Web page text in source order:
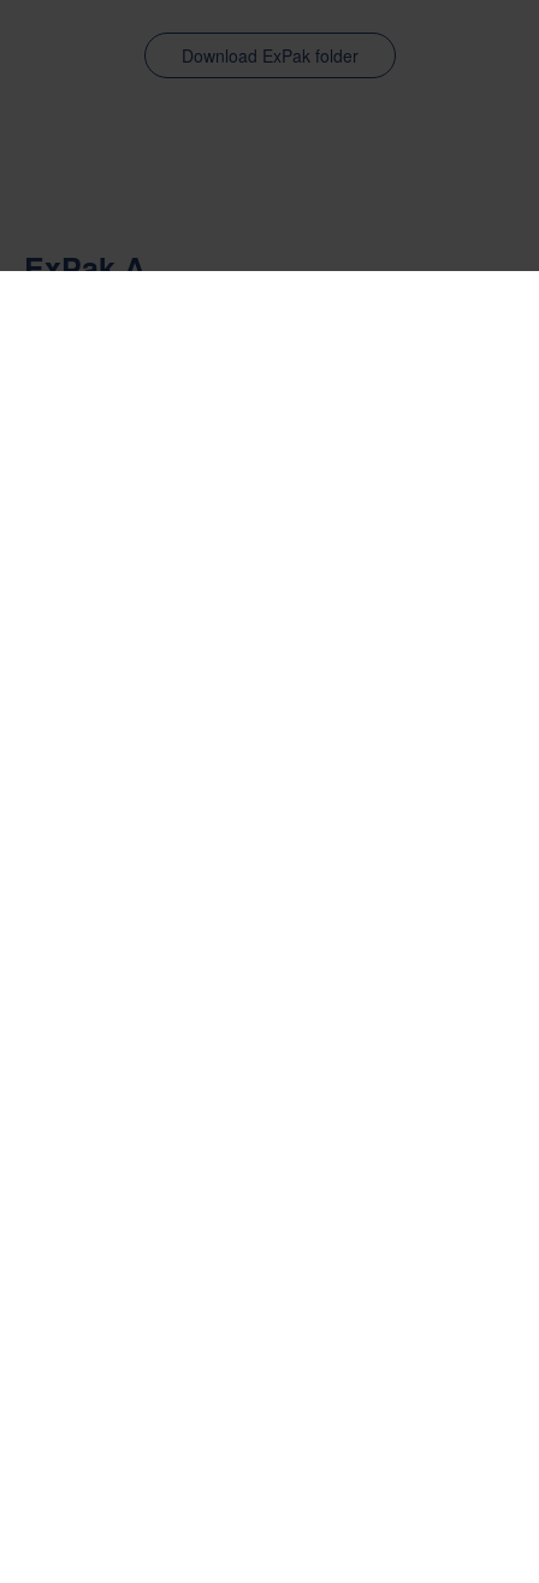
Download ExPak folder
ExPak A